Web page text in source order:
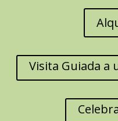
Visita Guiada a